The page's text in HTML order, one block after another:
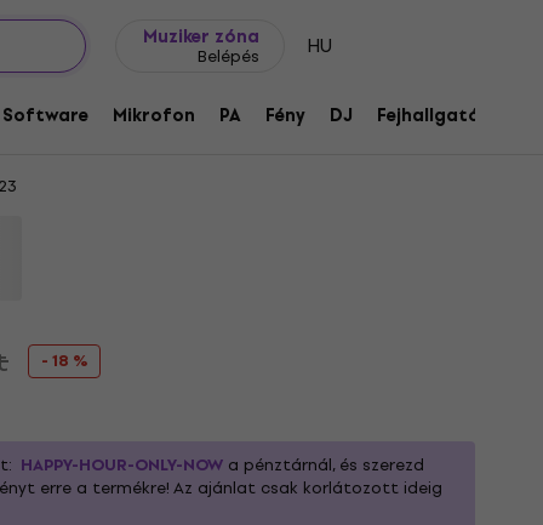
Muziker zóna
Belépés HU
Software Mikrofon PA Fény DJ Fejhallgató
Textil gitár heveder
- 18 %
HAPPY-HOUR-ONLY-NOW a pénztárnál, és szerezd
erre a termékre! Az ajánlat csak korlátozott ideig